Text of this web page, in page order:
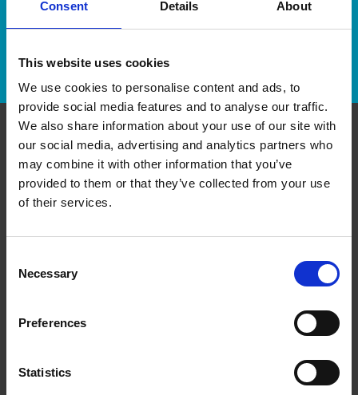
Consent Details About
This website uses cookies
We use cookies to personalise content and ads, to
provide social media features and to analyse our traffic.
We also share information about your use of our site with
our social media, advertising and analytics partners who
may combine it with other information that you’ve
provided to them or that they’ve collected from your use
of their services.
Selection
Necessary
Preferences
Statistics
Communiquer avec nous
Fleetwood Park Village, 102 - 15910 Fraser Highway
Nous suivre